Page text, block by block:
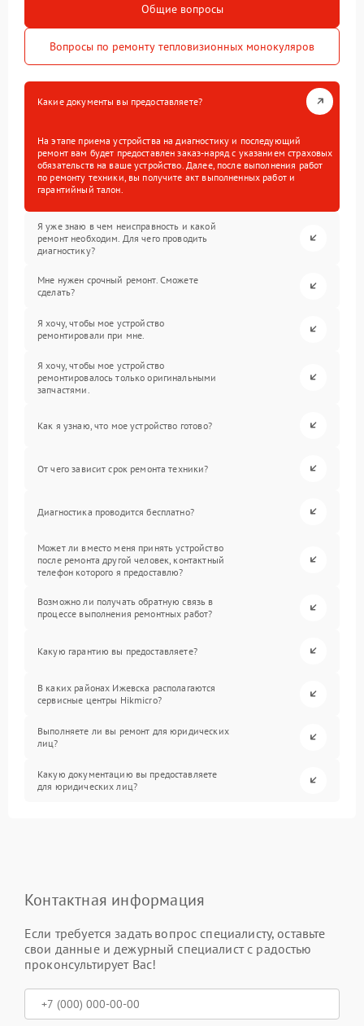
Общие вопросы
Вопросы по ремонту тепловизионных монокуляров
Какие документы вы предоставляете?
На этапе приема устройства на диагностику и последующий
ремонт вам будет предоставлен заказ-наряд с указанием страховых
обязательств на ваше устройство. Далее, после выполнения работ
по ремонту техники, вы получите акт выполненных работ и
гарантийный талон.
Я уже знаю в чем неисправность и какой
ремонт необходим. Для чего проводить
диагностику?
Мне нужен срочный ремонт. Сможете
сделать?
Я хочу, чтобы мое устройство
ремонтировали при мне.
Я хочу, чтобы мое устройство
ремонтировалось только оригинальными
запчастями.
Как я узнаю, что мое устройство готово?
От чего зависит срок ремонта техники?
Диагностика проводится бесплатно?
Может ли вместо меня принять устройство
после ремонта другой человек, контактный
телефон которого я предоставлю?
Возможно ли получать обратную связь в
процессе выполнения ремонтных работ?
Какую гарантию вы предоставляете?
В каких районах Ижевска располагаются
сервисные центры Hikmicro?
Выполняете ли вы ремонт для юридических
лиц?
Какую документацию вы предоставляете
для юридических лиц?
Контактная информация
Если требуется задать вопрос специалисту, оставьте
свои данные и дежурный специалист с радостью
проконсультирует Вас!